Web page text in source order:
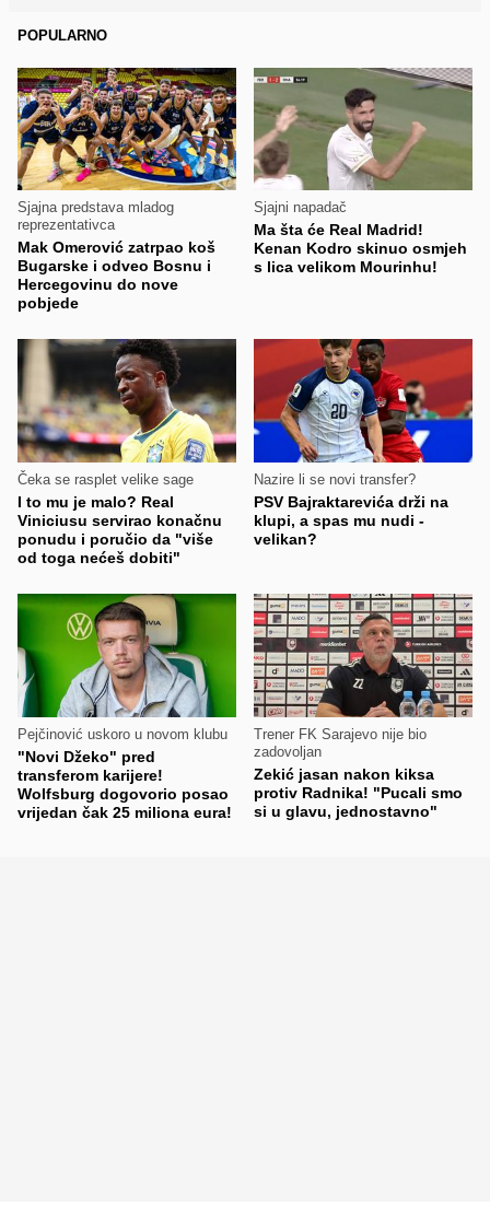
POPULARNO
Sjajna predstava mladog
reprezentativca
Mak Omerović zatrpao koš
Bugarske i odveo Bosnu i
Hercegovinu do nove
pobjede
Sjajni napadač
Ma šta će Real Madrid!
Kenan Kodro skinuo osmjeh
s lica velikom Mourinhu!
Čeka se rasplet velike sage
I to mu je malo? Real
Viniciusu servirao konačnu
ponudu i poručio da "više
od toga nećeš dobiti"
Nazire li se novi transfer?
PSV Bajraktarevića drži na
klupi, a spas mu nudi -
velikan?
Pejčinović uskoro u novom klubu
"Novi Džeko" pred
transferom karijere!
Wolfsburg dogovorio posao
vrijedan čak 25 miliona eura!
Trener FK Sarajevo nije bio
zadovoljan
Zekić jasan nakon kiksa
protiv Radnika! "Pucali smo
si u glavu, jednostavno"